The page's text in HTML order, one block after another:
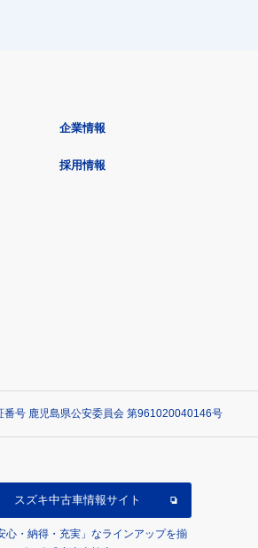
企業情報
採用情報
号 鹿児島県公安委員会 第961020040146号
スズキ中古車情報サイト
心・納得・充実」なラインアップを揃